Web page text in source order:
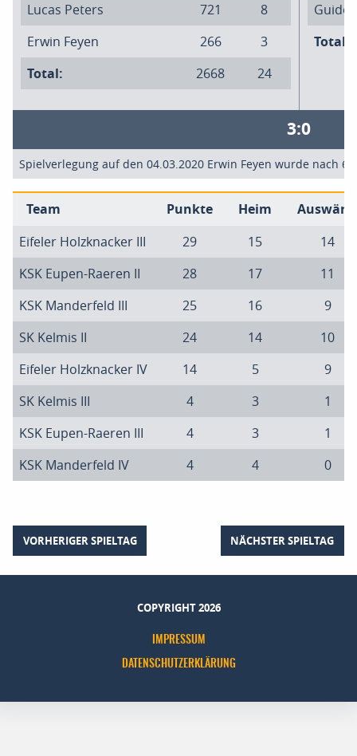
Lucas Peters
721
8
Erwin Feyen
266
3
Total:
2668 24
Guido
Total:
3:0
Spielverlegung auf den 04.03.2020 Erwin Feyen wurde nach
Team Punkte Heim
Auswärts
Eifeler Holzknacker III
29 15
14
KSK Eupen-Raeren II
28 17
11
KSK Manderfeld III
25 16
9
SK Kelmis II
24 14
10
Eifeler Holzknacker IV
14 5
9
SK Kelmis III
4 3
1
KSK Eupen-Raeren III
4 3
1
KSK Manderfeld IV
4 4 0
VORHERIGER SPIELTAG NÄCHSTER SPIELTAG
COPYRIGHT 2026
IMPRESSUM
DATENSCHUTZERKLÄRUNG